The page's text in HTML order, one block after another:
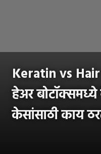
Keratin vs
हेअर
केसांसाठी काय